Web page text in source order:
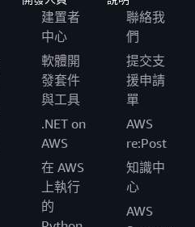
建置者
中心
軟體開
發套件
與工具
.NET on
AWS
在 AWS
上執行
的
聯絡我
們
提交支
援申請
單
AWS
re:Post
知識中
心
AWS